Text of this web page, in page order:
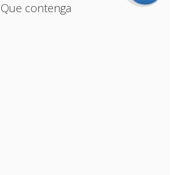
Que contenga